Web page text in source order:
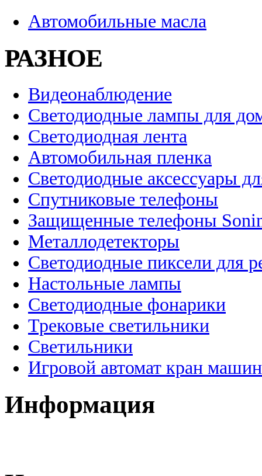
Автомобильные масла
РАЗНОЕ
Видеонаблюдение
Светодиодные лампы для
Светодиодная лента
Автомобильная пленка
Светодиодные аксессуары
Спутниковые телефоны
Защищенные телефоны
Металлодетекторы
Светодиодные пиксели для
Настольные лампы
Светодиодные фонарики
Трековые светильники
Светильники
Игровой автомат кран
Информация